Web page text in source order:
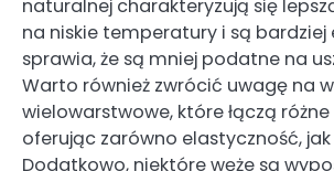
naturalnej charakteryzują się
na niskie temperatury i są bardziej
sprawia, że są mniej podatne na
Warto również zwrócić uwagę na
wielowarstwowe, które łączą
oferując zarówno elastyczność,
Dodatkowo, niektóre węże są